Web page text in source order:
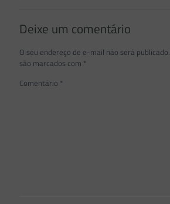
Deixe um comentário
O seu endereço de e-mail não será publicado.
são marcados com *
Comentário *